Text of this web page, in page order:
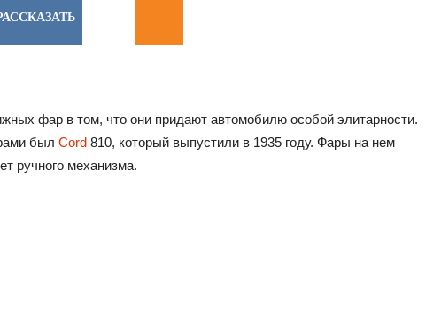
фар в том, что они придают автомобилю особой элитарности.
был Cord 810, который выпустили в 1935 году. Фары на нем
ручного механизма.